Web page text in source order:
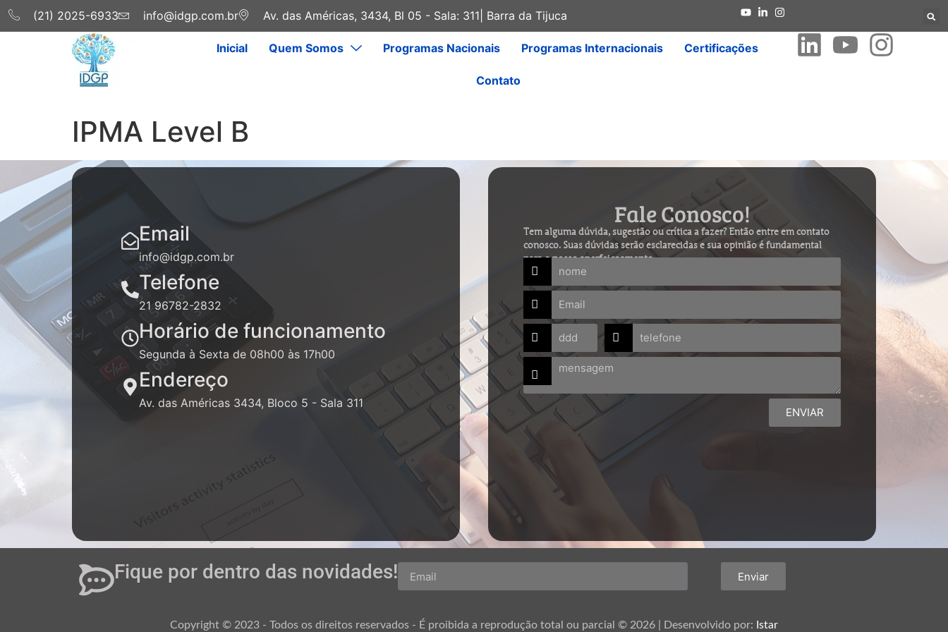
(21) 2025-6933 info@idgp.com.br Av. das Américas, 3434, Bl 05 - Sala: 311| Barra da Tijuca
Inicial Quem Somos Programas Nacionais Programas Internacionais Certificações
Contato
IPMA Level B
Email
info@idgp.com.br
Telefone
21 96782-2832
Horário de funcionamento
Segunda à Sexta de 08h00 às 17h00
Endereço
Av. das Américas 3434, Bloco 5 - Sala 311
Fale Conosco!
Tem alguma dúvida, sugestão ou crítica a fazer? Então entre em contato
conosco. Suas dúvidas serão esclarecidas e sua opinião é fundamental
para o nosso aperfeiçoamento.
ENVIAR
Fique por dentro das novidades! Enviar
Copyright © 2023 - Todos os direitos reservados - É proibida a reprodução total ou parcial © 2026 | Desenvolvido por: Istar